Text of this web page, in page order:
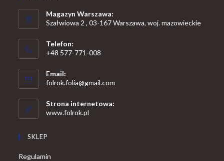
Magazyn Warszawa:
Szałwiowa 2 , 03-167 Warszawa, woj. mazowieckie
Telefon:
+48 577-771-008
in
your
application
Email:
folrok.folia@gmail.com
Strona internetowa:
www.folrok.pl
SKLEP
Regulamin